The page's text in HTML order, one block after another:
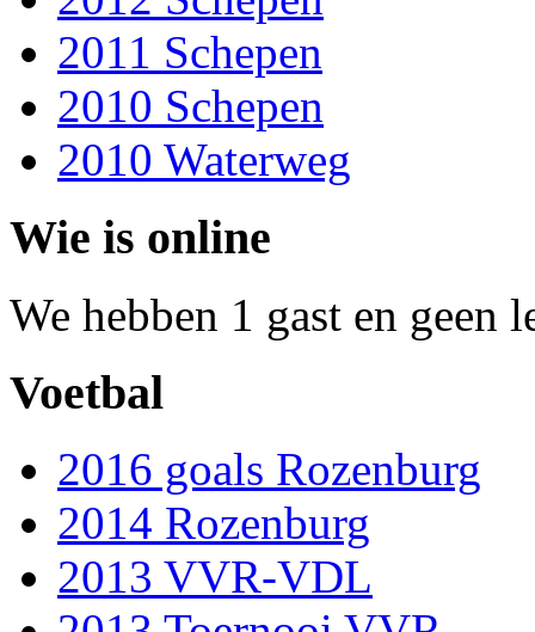
2011 Schepen
2010 Schepen
2010 Waterweg
Wie is online
We hebben 1 gast en geen
Voetbal
2016 goals Rozenburg
2014 Rozenburg
2013 VVR-VDL